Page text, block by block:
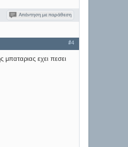
Απάντηση με παράθεση
#4
μπαταριας εχει πεσει